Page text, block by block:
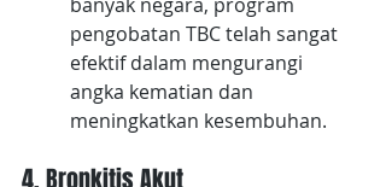
pengobatan TBC telah sangat
efektif dalam mengurangi
angka kematian dan
meningkatkan kesembuhan.